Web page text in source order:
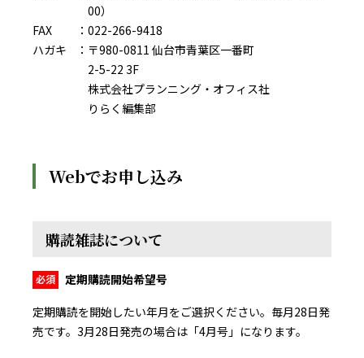
00）
FAX
022-266-9418
ハガキ
〒980-0811 仙台市青葉区一番町
2-5-22 3F
株式会社プランニング・オフィス社
りらく編集部
Webでお申し込み
購読雑誌について
定期購読開始希望号
定期購読を開始したい年月をご選択ください。毎月28日発
売です。3月28日発売の場合は「4月号」になります。